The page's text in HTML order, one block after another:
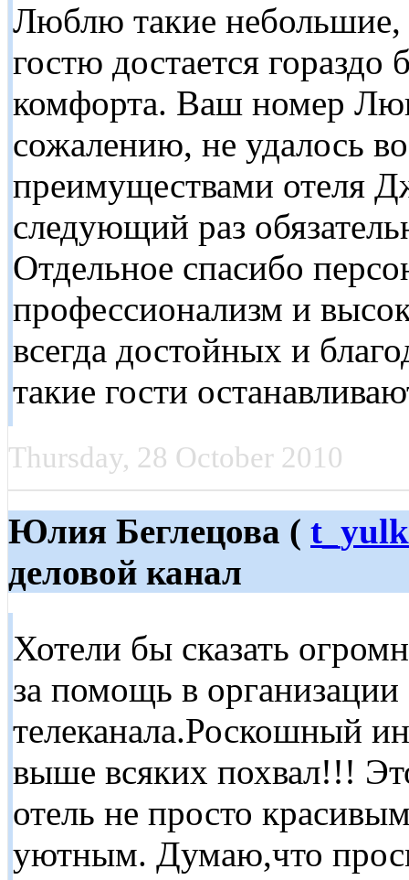
Люблю такие небольшие,
гостю достается
комфорта. Ваш номер
сожалению, не удалось
преимуществами отеля
следующий раз
Отдельное спасибо
профессионализм и
всегда достойных и
такие гости
Thursday, 28 October 2010
Юлия Беглецова (
деловой канал
Хотели бы сказать
за помощь в
телеканала.Роскошный
выше всяких похвал!!!
отель не просто
уютным. Думаю,что